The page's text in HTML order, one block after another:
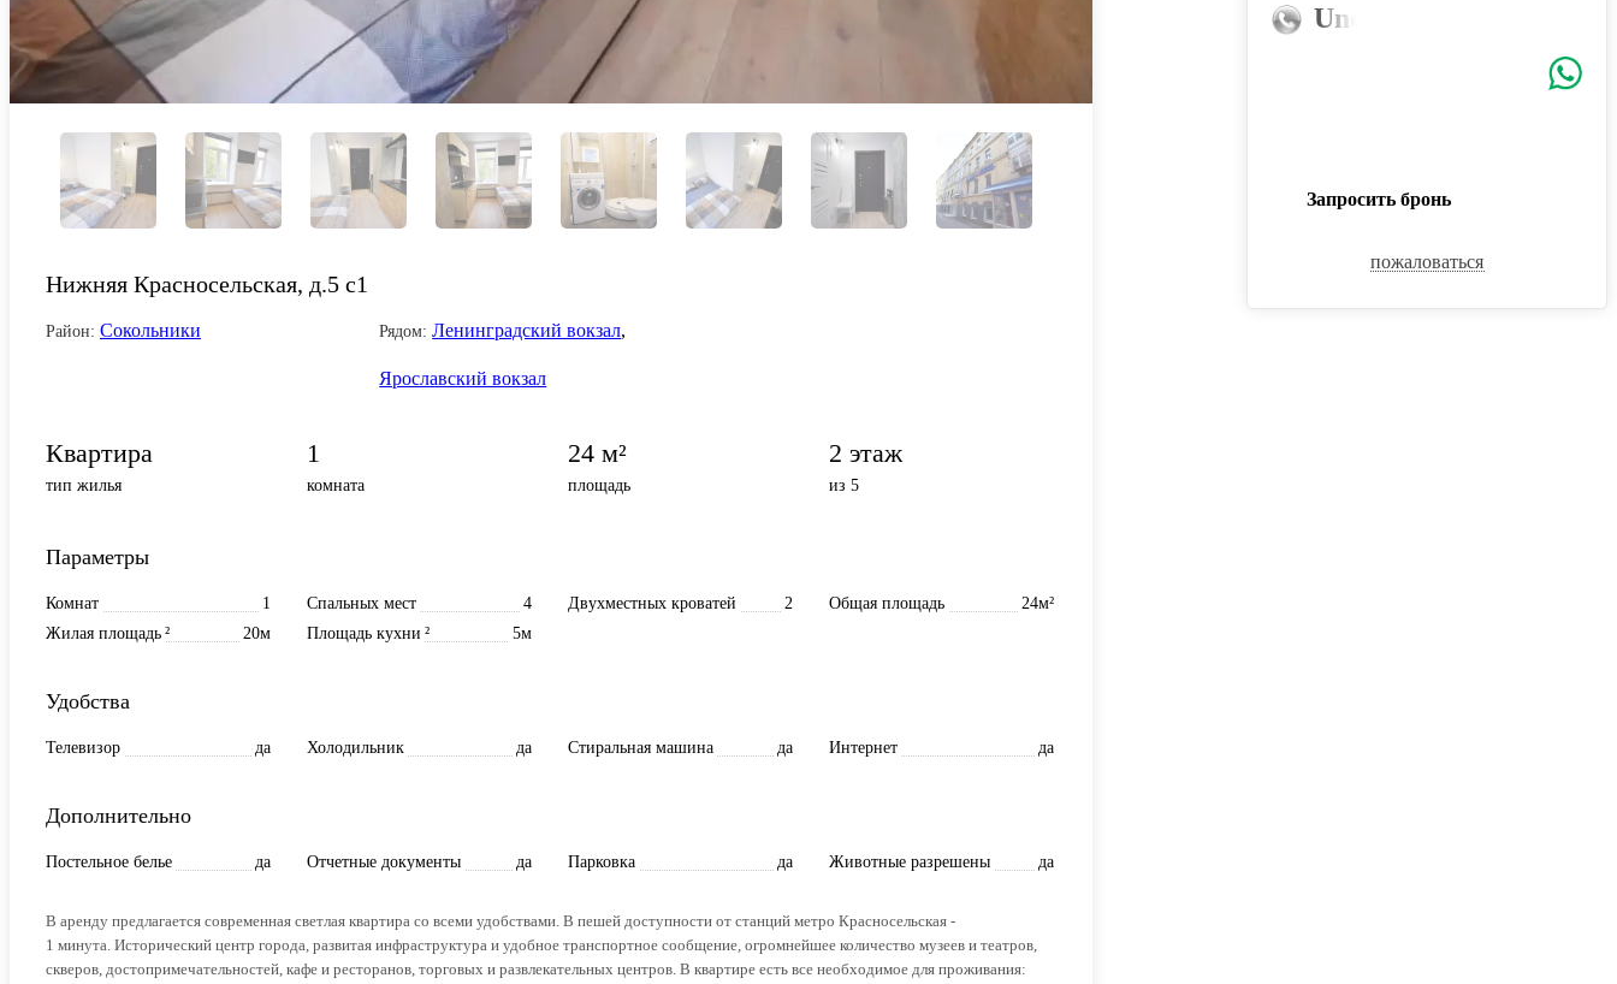
Нижняя Красносельская, д.5 с1
Район: Сокольники Рядом: Ленинградский вокзал,
Ярославский вокзал
Квартира
тип жилья
1
комната
24 м²
площадь
2 этаж
из 5
Параметры
Комнат 1 Спальных мест 4 Двухместных кроватей 2 Общая площадь
24м²
Жилая площадь
20м
² Площадь кухни 5м
²
Удобства
Телевизор да Холодильник да Стиральная машина да Интернет да
Дополнительно
Постельное белье да Отчетные документы да Парковка да Животные разрешены да
В аренду предлагается современная светлая квартира со всеми удобствами. В пешей доступности от станций метро Красносельская -
1 минута. Исторический центр города, развитая инфраструктура и удобное транспортное сообщение, огромнейшее количество музеев и театров,
скверов, достопримечательностей, кафе и ресторанов, торговых и развлекательных центров. В квартире есть все необходимое для проживания:
Uno-estate@mail.ru
Запросить бронь
пожаловаться